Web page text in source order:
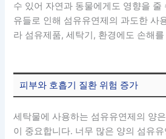
수 있어 자연과 동물에게도 영향을 줄
유들로 인해 섬유유연제의 과도한 사
라 섬유제품, 세탁기, 환경에도 손해
피부와 호흡기 질환 위험 증가
세탁물에 사용하는 섬유유연제의 양
이 중요합니다. 너무 많은 양의 섬유